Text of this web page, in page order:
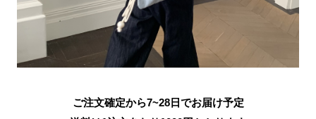
ご注文確定から7~28日でお届け予定